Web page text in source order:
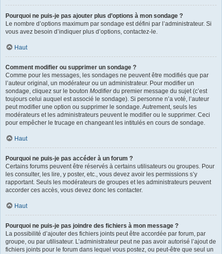
Pourquoi ne puis-je pas ajouter plus d’options à mon sondage ?
Le nombre d’options maximum par sondage est défini par l’administrateur. Si
vous avez besoin d’indiquer plus d’options, contactez-le.
Haut
Comment modifier ou supprimer un sondage ?
Comme pour les messages, les sondages ne peuvent être modifiés que par
l’auteur original, un modérateur ou un administrateur. Pour modifier un
sondage, cliquez sur le bouton Modifierdu premier message du sujet (c’est
toujours celui auquel est associé le sondage). Si personne n’a voté, l’auteur
peut modifier une option ou supprimer le sondage. Autrement, seuls les
modérateurs et les administrateurs peuvent le modifier ou le supprimer. Ceci
pour empêcher le trucage en changeant les intitulés en cours de sondage.
Haut
Pourquoi ne puis-je pas accéder à un forum ?
Certains forums peuvent être réservés à certains utilisateurs ou groupes. Pour
les consulter, les lire, y poster, etc., vous devez avoir les permissions s’y
rapportant. Seuls les modérateurs de groupes et les administrateurs peuvent
accorder ces accès, vous devez donc les contacter.
Haut
Pourquoi ne puis-je pas joindre des fichiers à mon message ?
La possibilité d’ajouter des fichiers joints peut être accordée par forum, par
groupe, ou par utilisateur. L’administrateur peut ne pas avoir autorisé l’ajout de
fichiers joints pour le forum dans lequel vous postez, ou peut-être que seul un